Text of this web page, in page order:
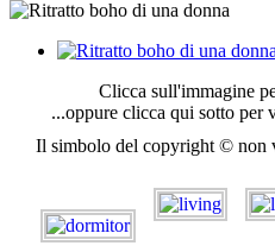
Clicca sull'immagine
...oppure clicca qui sotto per
Il simbolo del copyright © non